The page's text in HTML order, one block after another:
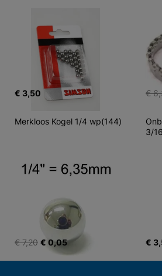
€ 3,50 €
Merkloos Kogel 1/4 wp(144)
€ 7,20 € 0,05
3/16
€